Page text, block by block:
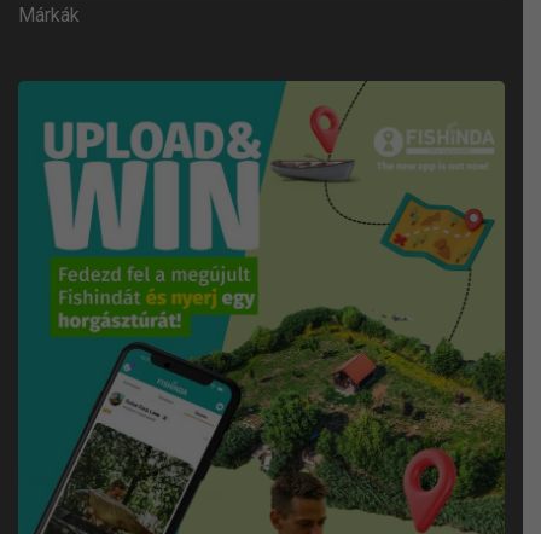
Márkák